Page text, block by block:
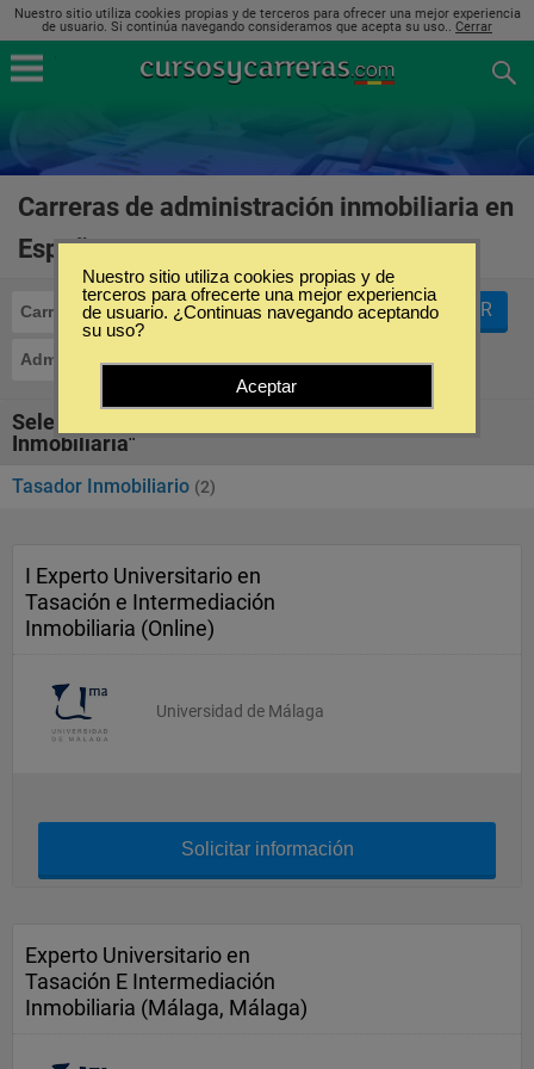
Nuestro sitio utiliza cookies propias y de terceros para ofrecer una mejor experiencia
de usuario. Si continúa navegando consideramos que acepta su uso.. Cerrar
Carreras de administración inmobiliaria en
España
Carreras
Administración Inmobiliaria
FILTRAR
Seleccione la SubCategoría de "Administración
Inmobiliaria"
Tasador Inmobiliario (2)
I Experto Universitario en
Tasación e Intermediación
Inmobiliaria (Online)
Universidad de Málaga
Solicitar información
Experto Universitario en
Tasación E Intermediación
Inmobiliaria (Málaga, Málaga)
Nuestro sitio utiliza cookies propias y de
terceros para ofrecerte una mejor experiencia
de usuario. ¿Continuas navegando aceptando
su uso?
Aceptar